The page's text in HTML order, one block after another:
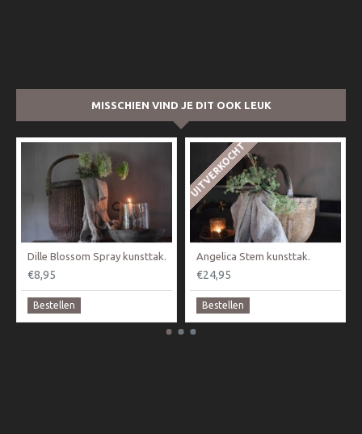
MISSCHIEN VIND JE DIT OOK LEUK
Dille Blossom Spray kunsttak.
€8,95
Bestellen
UITVERKOCHT
Angelica Stem kunsttak.
€24,95
Bestellen